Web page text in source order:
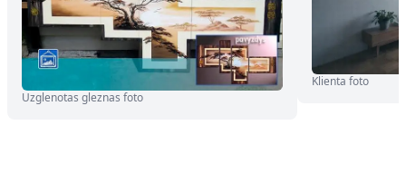
Uzglenotas gleznas foto
Klienta foto